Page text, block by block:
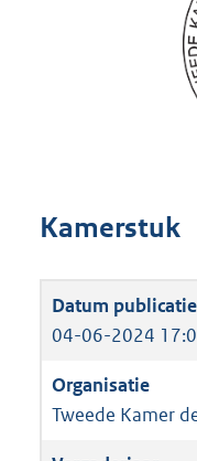
Kamerstuk
04-06-2024
Tweede Kamer